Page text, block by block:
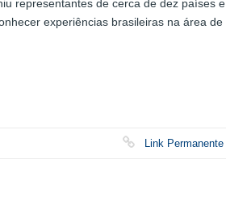
representantes de cerca de dez países e
experiências brasileiras na área de
Link Permanente